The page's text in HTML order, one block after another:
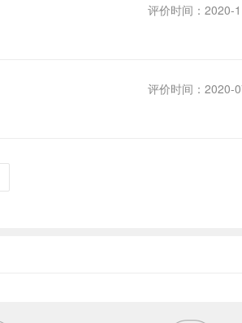
评价时间：2020-
评价时间：2020-